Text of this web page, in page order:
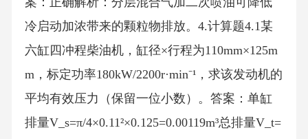
冷启动加浓带来的颗粒物排放。4.计算题4.1某
六缸四冲程柴油机，缸径×行程为110mm×125m
m，标定功率180kW/2200r·min⁻¹，求该发动机的
平均有效压力（保留一位小数）。答案：单缸
排量V_s=π/4×0.11²×0.125=0.00119m³总排量V_t=